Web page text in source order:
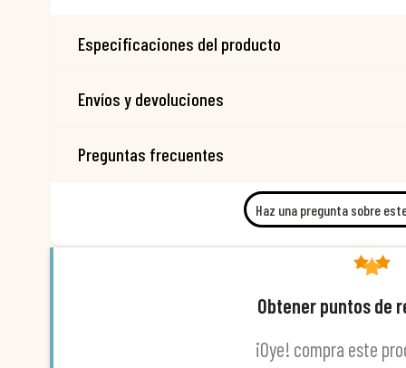
Especificaciones del producto
Envíos y devoluciones
Preguntas frecuentes
Haz una pregunta sobre
Obtener puntos de
¡Oye! compra este